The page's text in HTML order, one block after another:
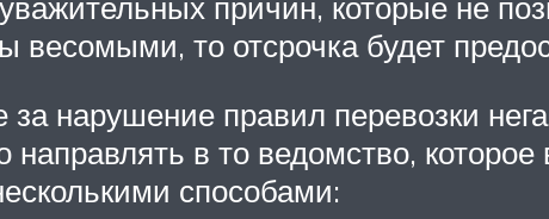
то отсрочка будет
нарушение правил перевозки
направлять в то ведомство,
способами: